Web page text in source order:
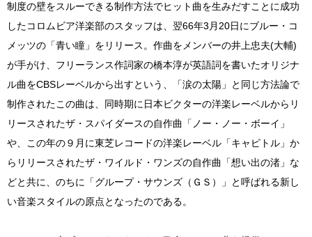
制度の壁をスルーできる制作方法でヒット曲を生みだすことに成功
したコロムビア洋楽部のスタッフは、翌66年3月20日にブルー・コ
メッツの「青い瞳」をリリース。作曲をメンバーの井上忠夫(大輔)
が手がけ、フリーランス作詞家の橋本淳が英語詞を書いたオリジナ
ル曲をCBSレーベルから出すという、「涙の太陽」と同じ方法論で
制作されたこの曲は、同時期に日本ビクターの洋楽レーベルからリ
リースされたザ・スパイダースの自作曲「ノー・ノー・ボーイ」
や、この年の９月に東芝レコードの洋楽レーベル「キャピトル」か
らリリースされたザ・ワイルド・ワンズの自作曲「想い出の渚」な
どと共に、のちに「グループ・サウンズ（ＧＳ）」と呼ばれる新し
い音楽スタイルの原点となったのである。